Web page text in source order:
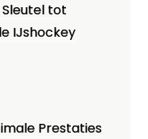
tot
IJshockey
Prestaties